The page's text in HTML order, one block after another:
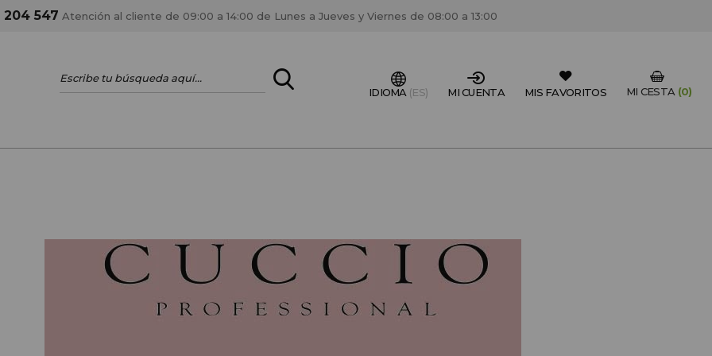
ENTRAR
como tal y disfrutar de descuentos y promociones exclusivas.
CREAR CUENTA PROFESIONAL
204 547 Atención al cliente de 09:00 a 14:00 de Lunes a Jueves y Viernes de 08:00 a 13:00
MI CESTA (0)
MIS FAVORITOS
MI CUENTA
IDIOMA (ES)